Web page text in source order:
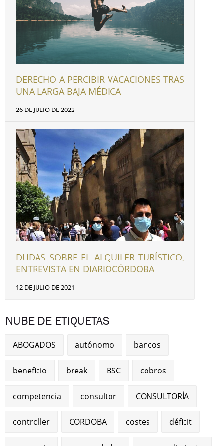
DERECHO A PERCIBIR VACACIONES TRAS
UNA LARGA BAJA MÉDICA
26 DE JULIO DE 2022
DUDAS SOBRE EL ALQUILER TURÍSTICO,
ENTREVISTA EN DIARIOCÓRDOBA
12 DE JULIO DE 2021
NUBE DE ETIQUETAS
ABOGADOS autónomo bancos
beneficio break BSC cobros
competencia consultor CONSULTORÍA
controller CORDOBA costes déficit